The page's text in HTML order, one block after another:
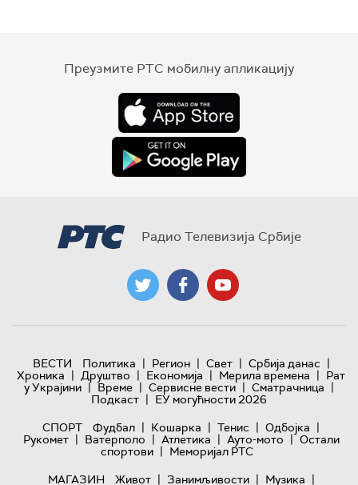
Преузмите РТС мобилну апликацију
Радио Телевизија Србије
ВЕСТИ Политика | Регион | Свет | Србија данас |
Хроника | Друштво | Економија | Мерила времена | Рат
у Украјини | Време | Сервисне вести | Сматрачница |
Подкаст | ЕУ могућности 2026
СПОРТ
Фудбал | Кошарка | Тенис | Одбојка |
Рукомет | Ватерполо | Атлетика | Ауто-мото | Остали
спортови | Меморијал РТС
МАГАЗИН
Живот | Занимљивости | Музика |